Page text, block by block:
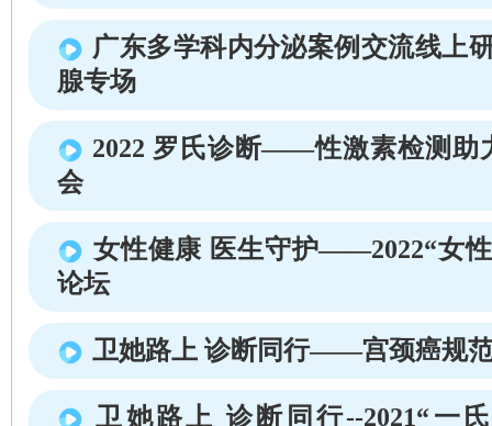
广东多学科内分泌案例交流线上
腺专场
2022 罗氏诊断——性激素检测助
会
女性健康 医生守护——2022“女
论坛
卫她路上 诊断同行——宫颈癌规
卫她路上 诊断同行--2021“一